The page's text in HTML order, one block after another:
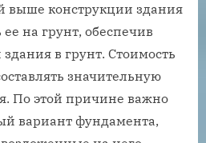
выше конструкции здания
на грунт, обеспечив
здания в грунт. Стоимость
значительную
По этой причине важно
вариант фундамента,